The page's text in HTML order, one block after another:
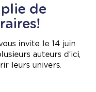
de
invite le 14 juin
auteurs d’ici,
leurs univers.